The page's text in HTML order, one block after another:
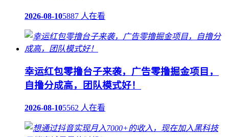
2026-08-105887 人在看
幸运红包零撸台子来袭，广告零撸掘金项目，
自撸分成高，团队模式好！
2026-08-105562 人在看